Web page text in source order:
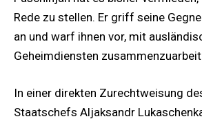
Rede zu stellen. Er griff seine
an und warf ihnen vor, mit
Geheimdiensten
In einer direkten Zurechtweisung
Staatschefs Aljaksandr